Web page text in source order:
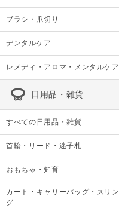
ブラシ・爪切り
デンタルケア
レメディ・アロマ・メンタルケア
日用品・雑貨
すべての日用品・雑貨
首輪・リード・迷子札
おもちゃ・知育
カート・キャリーバッグ・スリン
グ